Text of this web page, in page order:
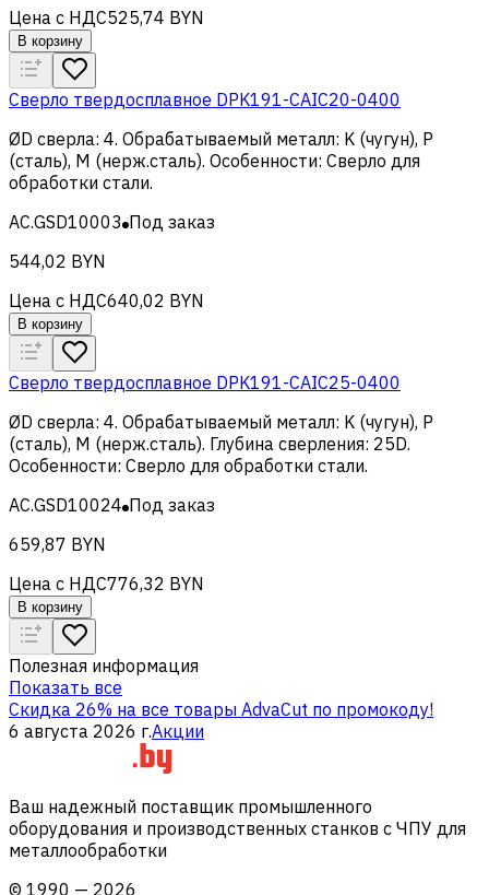
Цена с НДС525,74 BYN
В корзину
Сверло твердосплавное DPK191-CAIC20-0400
ØD сверла: 4. Обрабатываемый металл: K (чугун), Р
(сталь), M (нерж.сталь). Особенности: Сверло для
обработки стали.
AC.GSD10003 Под заказ
544,02 BYN
Цена с НДС640,02 BYN
В корзину
Сверло твердосплавное DPK191-CAIC25-0400
ØD сверла: 4. Обрабатываемый металл: K (чугун), Р
(сталь), M (нерж.сталь). Глубина сверления: 25D.
Особенности: Сверло для обработки стали.
AC.GSD10024 Под заказ
659,87 BYN
Цена с НДС776,32 BYN
В корзину
Полезная информация
Показать все
Скидка 26% на все товары AdvaCut по промокоду!
6 августа 2026 г.Акции
Ваш надежный поставщик промышленного
оборудования и производственных станков с ЧПУ для
металлообработки
© 1990 — 2026